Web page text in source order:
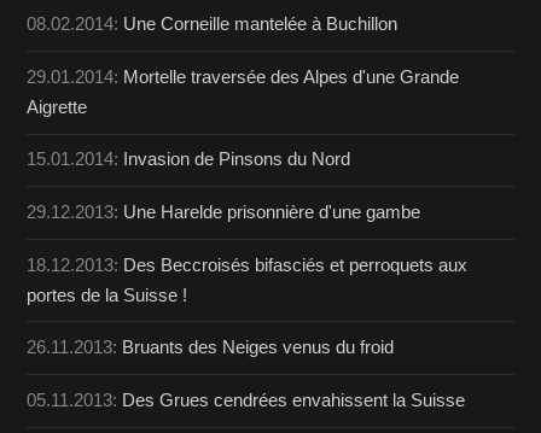
08.02.2014: Une Corneille mantelée à Buchillon
29.01.2014: Mortelle traversée des Alpes d'une Grande
Aigrette
15.01.2014: Invasion de Pinsons du Nord
29.12.2013: Une Harelde prisonnière d'une gambe
18.12.2013: Des Beccroisés bifasciés et perroquets aux
portes de la Suisse !
26.11.2013: Bruants des Neiges venus du froid
05.11.2013: Des Grues cendrées envahissent la Suisse